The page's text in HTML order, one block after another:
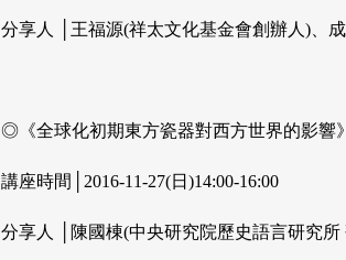
分享人 │王福源(祥太文化基金會創辦人)、
◎《全球化初期東方瓷器對西方世界的影響》
講座時間│2016-11-27(日)14:00-16:00
分享人 │陳國棟(中央研究院歷史語言研究所